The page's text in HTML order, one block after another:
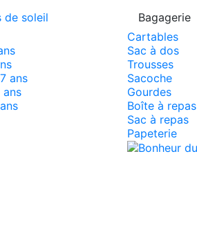
de soleil
ans
ans
Bagagerie
Cartables
Sac à dos
Trousses
Sacoche
Gourdes
Boîte à repas
Sac à repas
Papeterie